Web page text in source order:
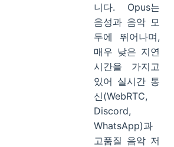
니다. Opus는
음성과 음악 모
두에 뛰어나며,
매우 낮은 지연
시간을 가지고
있어 실시간 통
신(WebRTC,
Discord,
WhatsApp)과
고품질 음악 저